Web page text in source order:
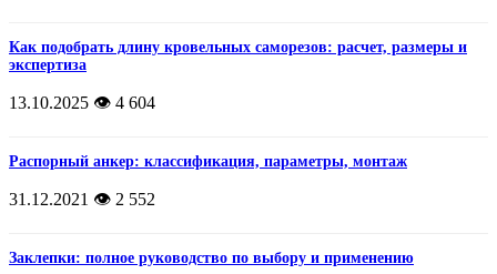
Как подобрать длину кровельных саморезов: расчет, размеры и
экспертиза
13.10.2025 👁️ 4 604
Распорный анкер: классификация, параметры, монтаж
31.12.2021 👁️ 2 552
Заклепки: полное руководство по выбору и применению